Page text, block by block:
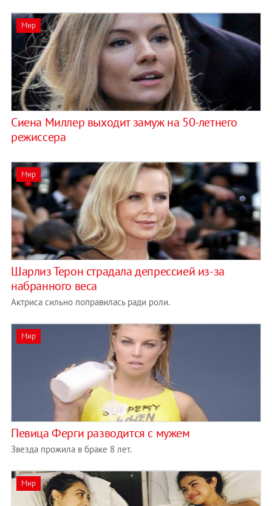
Мир
Сиена Миллер выходит замуж на 50-летнего
режиссера
Мир
Шарлиз Терон страдала депрессией из-за
набранного веса
Актриса сильно поправилась ради роли.
Мир
Певица Ферги разводится с мужем
Звезда прожила в браке 8 лет.
Мир